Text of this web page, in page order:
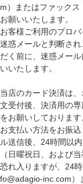
m）またはファック
お願いいたします。
お客様ご利用のプロ
迷惑メールと判断さ
だく前に、迷惑メー
いいたします。
当店のカード決済は
文受付後、決済用の
をお願いしております
お支払い方法をお振
ル送信後、24時間以
（日曜祝日、および
恐れ入りますが、24
fo@adagio-inc.com）